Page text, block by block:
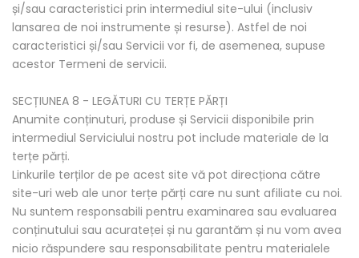
și/sau caracteristici prin intermediul site-ului (inclusiv
lansarea de noi instrumente și resurse). Astfel de noi
caracteristici și/sau Servicii vor fi, de asemenea, supuse
acestor Termeni de servicii.
SECȚIUNEA 8 - LEGĂTURI CU TERȚE PĂRȚI
Anumite conținuturi, produse și Servicii disponibile prin
intermediul Serviciului nostru pot include materiale de la
terțe părți.
Linkurile terților de pe acest site vă pot direcționa către
site-uri web ale unor terțe părți care nu sunt afiliate cu noi.
Nu suntem responsabili pentru examinarea sau evaluarea
conținutului sau acurateței și nu garantăm și nu vom avea
nicio răspundere sau responsabilitate pentru materialele